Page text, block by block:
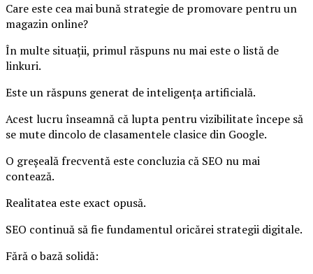
Care este cea mai bună strategie de promovare pentru un
magazin online?
În multe situații, primul răspuns nu mai este o listă de
linkuri.
Este un răspuns generat de inteligența artificială.
Acest lucru înseamnă că lupta pentru vizibilitate începe să
se mute dincolo de clasamentele clasice din Google.
O greșeală frecventă este concluzia că SEO nu mai
contează.
Realitatea este exact opusă.
SEO continuă să fie fundamentul oricărei strategii digitale.
Fără o bază solidă: